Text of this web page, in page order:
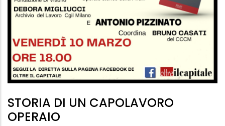
STORIA DI UN CAPOLAVORO
OPERAIO